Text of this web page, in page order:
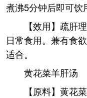
煮沸5分钟后即可饮
【效用】疏肝
日常食用。兼有食
适合。
黄花菜羊肝汤
【原料】黄花